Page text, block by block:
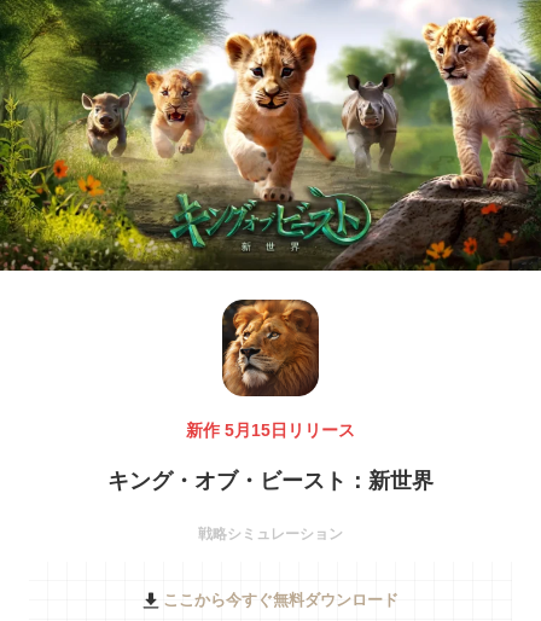
新作 5月15日リリース
キング・オブ・ビースト：新世界
戦略シミュレーション
ここから今すぐ無料ダウンロード